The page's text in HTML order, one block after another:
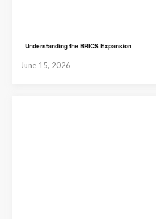
Understanding the BRICS Expansion
June 15, 2026